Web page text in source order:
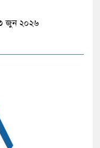
৩ জুন ২০২৬